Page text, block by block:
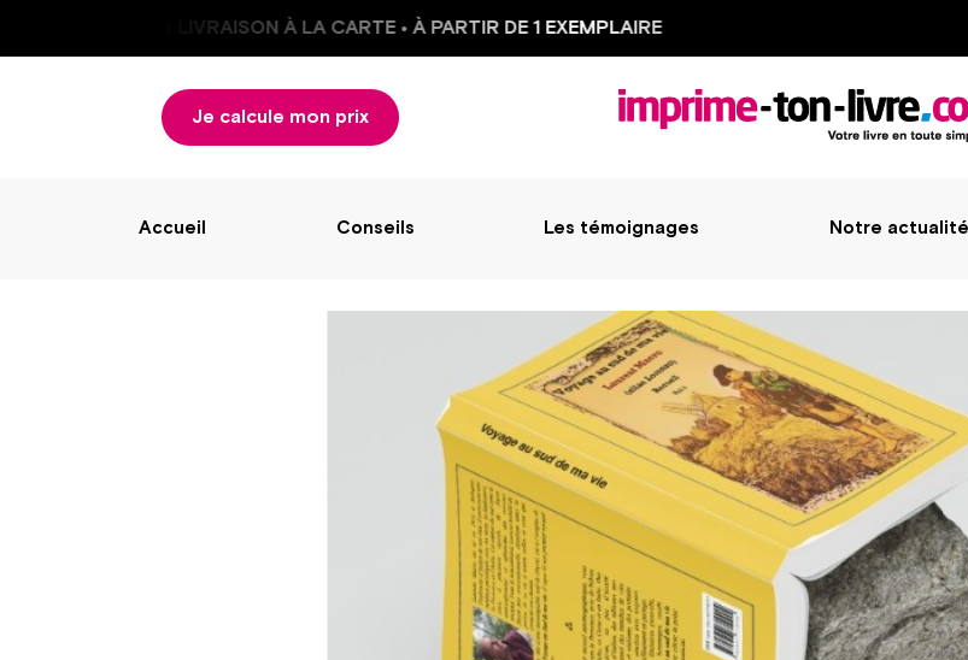
SIMPLICITÉ • LIVRAISON À LA CARTE • À PARTIR DE 1 EXEMPLAIRE
Je calcule mon prix
Accueil Conseils Les témoignages Notre actualité